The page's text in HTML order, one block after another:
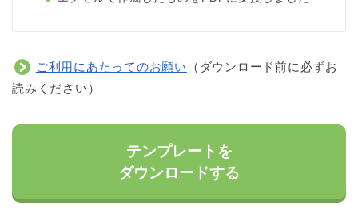
ご利用にあたってのお願い
（ダウンロード前に必ずお
読みください）
テンプレートを
ダウンロードする